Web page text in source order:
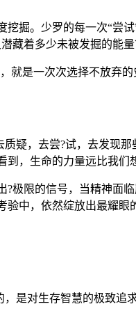
掘。少罗的每一次“尝
藏着多少未被发掘的能量
就是一次次选择不放弃
疑，去尝?试，去发现那
，生命的力量远比我们
极限的信号，当精神面
中，依然绽放出最耀眼
是对生存智慧的极致追